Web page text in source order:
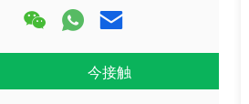
今接触